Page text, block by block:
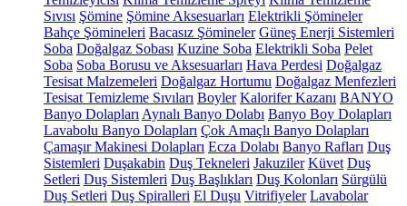
Sıvısı Şömine Şömine Aksesuarları Elektrikli Şömineler
Bahçe Şömineleri Bacasız Şömineler Güneş Enerji Sistemleri
Soba Doğalgaz Sobası Kuzine Soba Elektrikli Soba Pelet
Soba Soba Borusu ve Aksesuarları Hava Perdesi Doğalgaz
Tesisat Malzemeleri Doğalgaz Hortumu Doğalgaz Menfezleri
Tesisat Temizleme Sıvıları Boyler Kalorifer Kazanı BANYO
Banyo Dolapları Aynalı Banyo Dolabı Banyo Boy Dolapları
Lavabolu Banyo Dolapları Çok Amaçlı Banyo Dolapları
Çamaşır Makinesi Dolapları Ecza Dolabı Banyo Rafları Duş
Sistemleri Duşakabin Duş Tekneleri Jakuziler Küvet Duş
Setleri Duş Sistemleri Duş Başlıkları Duş Kolonları Sürgülü
Duş Setleri Duş Spiralleri El Duşu Vitrifiyeler Lavabolar